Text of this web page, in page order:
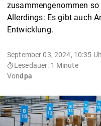
zusammengenommen
Allerdings: Es gibt auch
Entwicklung.
September 03, 2024, 10:35
Lesedauer: 1 Minute
Vondpa